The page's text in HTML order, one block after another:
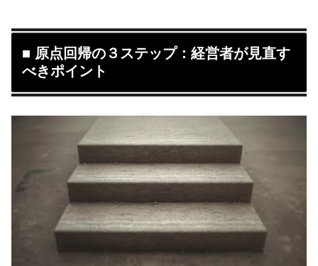
■ 原点回帰の３ステップ：経営者が見直す
べきポイント